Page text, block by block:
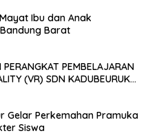
Ibu dan Anak
Barat
PEMBELAJARAN
(VR) SDN KADUBEURUK
Gelar Perkemahan Pramuka
Siswa